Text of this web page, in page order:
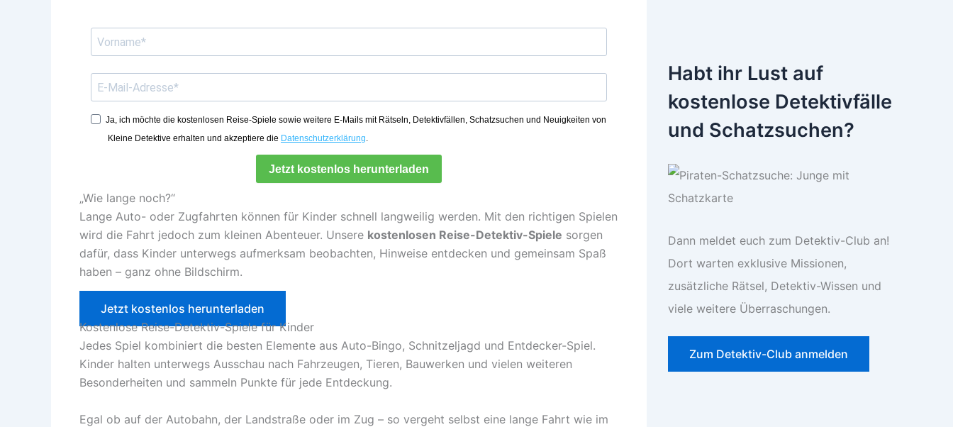
Ja, ich möchte die kostenlosen Reise-Spiele sowie weitere E-Mails mit Rätseln, Detektivfällen, Schatzsuchen und Neuigkeiten von
Kleine Detektive erhalten und akzeptiere die Datenschutzerklärung.
Jetzt kostenlos herunterladen
„Wie lange noch?“
Lange Auto- oder Zugfahrten können für Kinder schnell langweilig werden. Mit den richtigen Spielen
wird die Fahrt jedoch zum kleinen Abenteuer. Unsere kostenlosen Reise-Detektiv-Spiele sorgen
dafür, dass Kinder unterwegs aufmerksam beobachten, Hinweise entdecken und gemeinsam Spaß
haben – ganz ohne Bildschirm.
Jetzt kostenlos herunterladen
Kostenlose Reise-Detektiv-Spiele für Kinder
Jedes Spiel kombiniert die besten Elemente aus Auto-Bingo, Schnitzeljagd und Entdecker-Spiel.
Kinder halten unterwegs Ausschau nach Fahrzeugen, Tieren, Bauwerken und vielen weiteren
Besonderheiten und sammeln Punkte für jede Entdeckung.
Egal ob auf der Autobahn, der Landstraße oder im Zug – so vergeht selbst eine lange Fahrt wie im
Habt ihr Lust auf
kostenlose Detektivfälle
und Schatzsuchen?
Dann meldet euch zum Detektiv-Club an!
Dort warten exklusive Missionen,
zusätzliche Rätsel, Detektiv-Wissen und
viele weitere Überraschungen.
Zum Detektiv-Club anmelden